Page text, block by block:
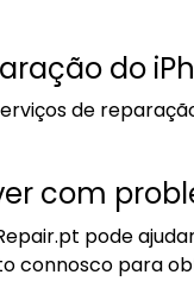
do
de
com
pode
connosco para